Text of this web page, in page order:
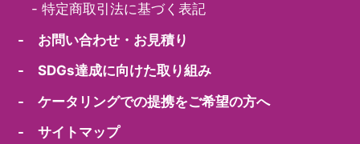
-特定商取引法に基づく表記
- お問い合わせ・お見積り
- SDGs達成に向けた取り組み
- ケータリングでの提携をご希望の方へ
- サイトマップ